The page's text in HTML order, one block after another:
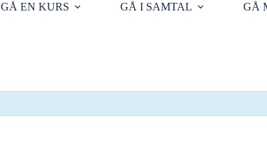
GÅ EN KURS GÅ I SAMTAL GÅ